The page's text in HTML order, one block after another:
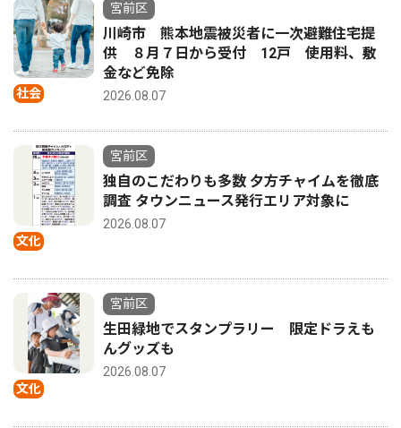
社会
宮前区
川崎市 熊本地震被災者に一次避難住宅提
供 ８月７日から受付 12戸 使用料、敷
金など免除
2026.08.07
文化
宮前区
独自のこだわりも多数 夕方チャイムを徹底
調査 タウンニュース発行エリア対象に
2026.08.07
文化
宮前区
生田緑地でスタンプラリー 限定ドラえも
んグッズも
2026.08.07